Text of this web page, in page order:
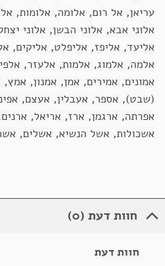
עריאן, אל רום, אלומה, אלומות,
אלוני אבא, אלוני הבשן, אלוני
אליעד, אליפז, אליפלט, אליקים,
אלמה, אלמוג, אלמות, אלעזר,
אמונים, אמירים, אמן, אמנון,
(שבט), אספר, אעבלין, אעצם,
אפרתה, ארגמן, ארז, אריאל,
אשכולות, אשל הנשיא, אשלים,
חוות דעת (0)
חוות דעת